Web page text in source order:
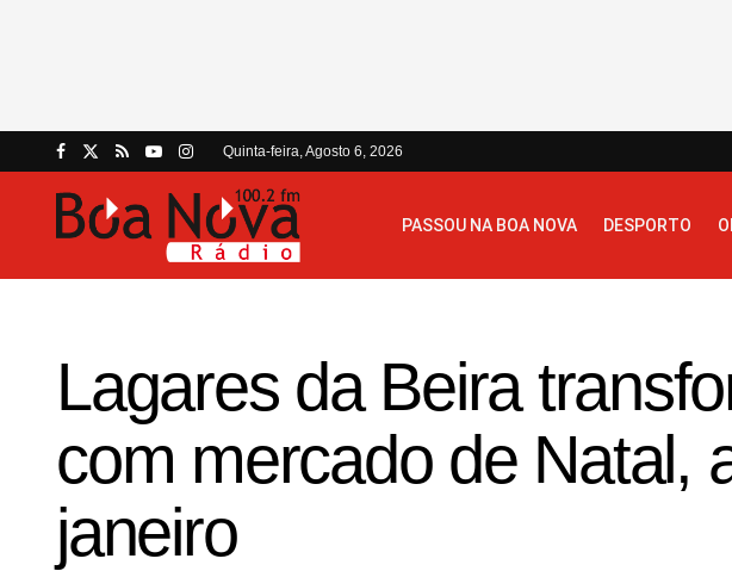
Quinta-feira, Agosto 6, 2026
PASSOU NA BOA NOVA DESPORTO
Lagares da Beira
com mercado de Natal,
janeiro